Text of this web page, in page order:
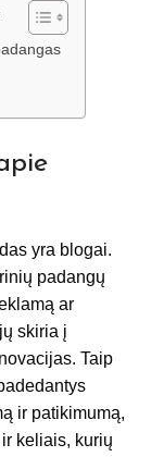
yra blogai.
padangų
ar
skiria į
Taip
ir patikimumą,
keliais, kurių